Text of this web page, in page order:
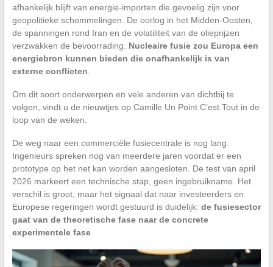
afhankelijk blijft van energie-importen die gevoelig zijn voor
geopolitieke schommelingen. De oorlog in het Midden-Oosten,
de spanningen rond Iran en de volatiliteit van de olieprijzen
verzwakken de bevoorrading. Nucleaire fusie zou Europa een
energiebron kunnen bieden die onafhankelijk is van
externe conflicten
Om dit soort onderwerpen en vele anderen van dichtbij te
volgen, vindt u de nieuwtjes op Camille Un Point C’est Tout in de
loop van de weken.
De weg naar een commerciële fusiecentrale is nog lang.
Ingenieurs spreken nog van meerdere jaren voordat er een
prototype op het net kan worden aangesloten. De test van april
2026 markeert een technische stap, geen ingebruikname. Het
verschil is groot, maar het signaal dat naar investeerders en
Europese regeringen wordt gestuurd is duidelijk: de fusiesector
gaat van de theoretische fase naar de concrete
experimentele fase.